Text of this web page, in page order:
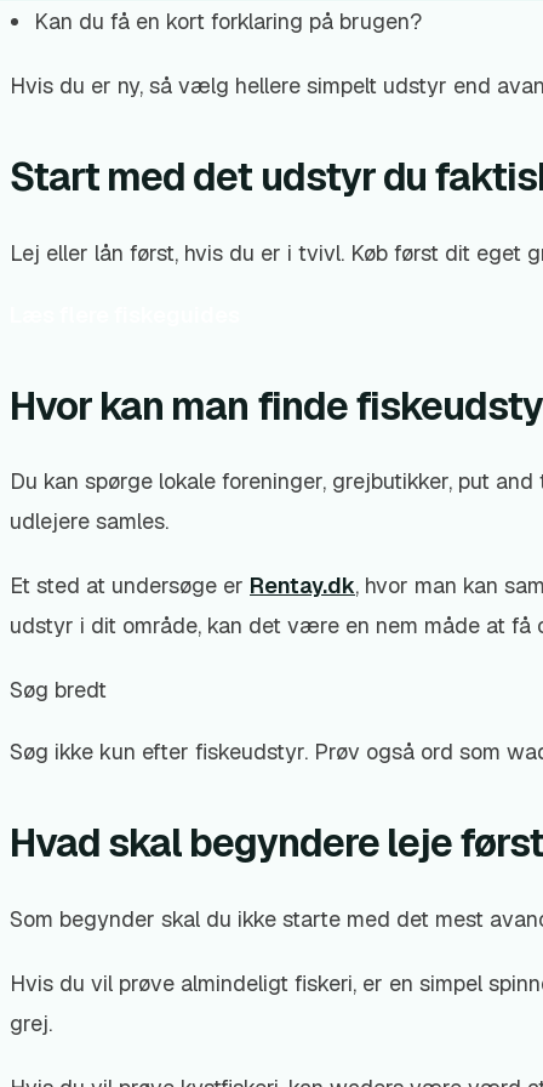
Kan du få en kort forklaring på brugen?
Hvis du er ny, så vælg hellere simpelt udstyr end
Start med det udstyr du
Lej eller lån først, hvis du er i tvivl. Køb først dit eget
Hvor kan man finde
Du kan spørge lokale foreninger, grejbutikker, put
udlejere samles.
Et sted at undersøge er Rentay.dk, hvor man kan
udstyr i dit område, kan det være en nem måde at få
Søg bredt
Søg ikke kun efter fiskeudstyr. Prøv også ord som
Hvad skal begyndere leje
Som begynder skal du ikke starte med det mest
Hvis du vil prøve almindeligt fiskeri, er en simpel
grej.